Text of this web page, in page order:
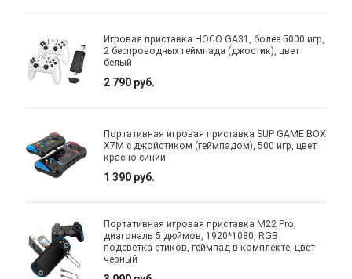
Игровая приставка HOCO GA31, более 5000 игр,
2 беспроводных геймпада (джостик), цвет
белый
2 790 руб.
Портативная игровая приставка SUP GAME BOX
X7M c джойстиком (геймпадом), 500 игр, цвет
красно синий
1 390 руб.
Портативная игровая приставка M22 Pro,
диагональ 5 дюймов, 1920*1080, RGB
подсветка стиков, геймпад в комплекте, цвет
черный